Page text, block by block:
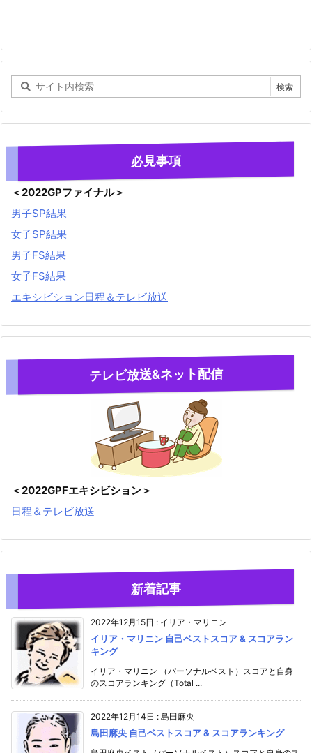
必見事項
＜2022GPファイナル＞
男子SP結果
女子SP結果
男子FS結果
女子FS結果
エキシビション日程＆テレビ放送
テレビ放送&ネット配信
＜2022GPFエキシビション＞
日程＆テレビ放送
新着記事
2022年12月15日 : イリア・マリニン
イリア・マリニン 自己ベストスコア & スコアラン
キング
イリア・マリニン （パーソナルベスト）スコアと自身
のスコアランキング（Total ...
2022年12月14日 : 島田麻央
島田麻央 自己ベストスコア & スコアランキング